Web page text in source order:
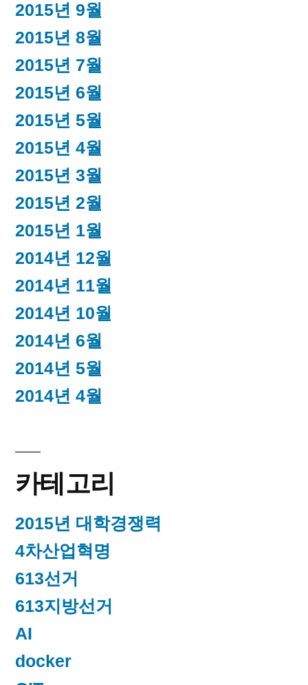
2015년 9월
2015년 8월
2015년 7월
2015년 6월
2015년 5월
2015년 4월
2015년 3월
2015년 2월
2015년 1월
2014년 12월
2014년 11월
2014년 10월
2014년 6월
2014년 5월
2014년 4월
카테고리
2015년 대학경쟁력
4차산업혁명
613선거
613지방선거
AI
docker